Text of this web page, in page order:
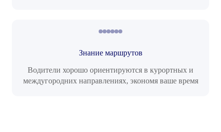
Знание маршрутов
Водители хорошо ориентируются в курортных и
междугородних направлениях, экономя ваше время